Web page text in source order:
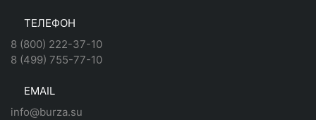
ТЕЛЕФОН
8 (800) 222-37-10
8 (499) 755-77-10
EMAIL
info@burza.su